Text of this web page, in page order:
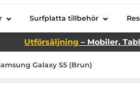
Surfplatta tillbehör
Utförsäljning – Mobiler,
Galaxy S5 (Brun)